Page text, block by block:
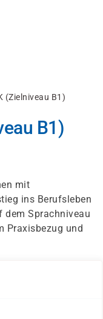
(Zielniveau B1)
B1)
mit
ins Berufsleben
dem Sprachniveau
Praxisbezug und